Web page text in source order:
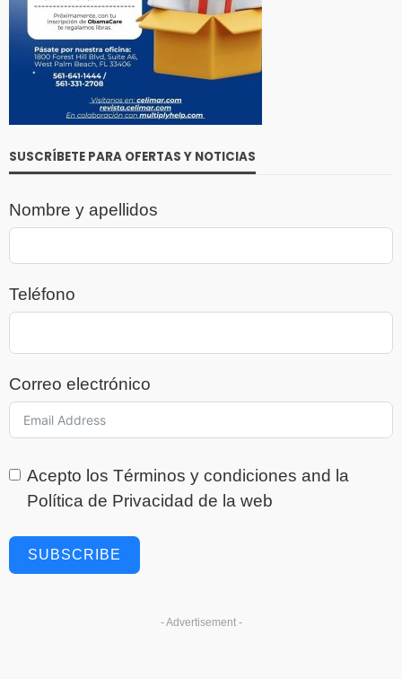
SUSCRÍBETE PARA OFERTAS Y NOTICIAS
Nombre y apellidos
Teléfono
Correo electrónico
Acepto los Términos y condiciones and la
Política de Privacidad de la web
SUBSCRIBE
- Advertisement -